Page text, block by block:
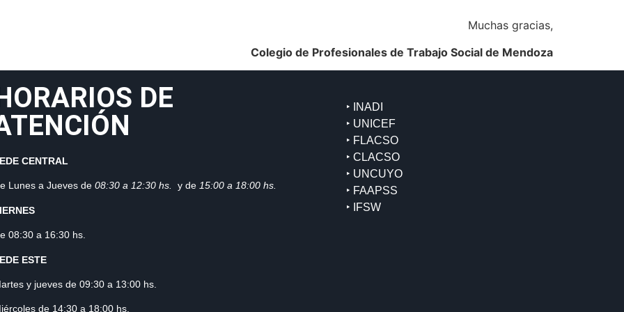
Muchas gracias,
Colegio de Profesionales de Trabajo Social de Mendoza
DE
CENTRAL
Lunes a Jueves de 08:30 a 12:30 hs. y de 15:00 a 18:00 hs.
08:30 a 16:30 hs.
ESTE
y jueves de 09:30 a 13:00 hs.
de 14:30 a 18:00 hs.
‣ INADI
‣ UNICEF
‣ FLACSO
‣ CLACSO
‣ UNCUYO
‣ FAAPSS
‣ IFSW